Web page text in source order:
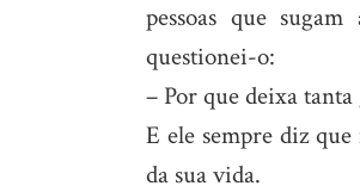
pessoas que
questionei-o:
– Por que deixa
E ele sempre diz
da sua vida.